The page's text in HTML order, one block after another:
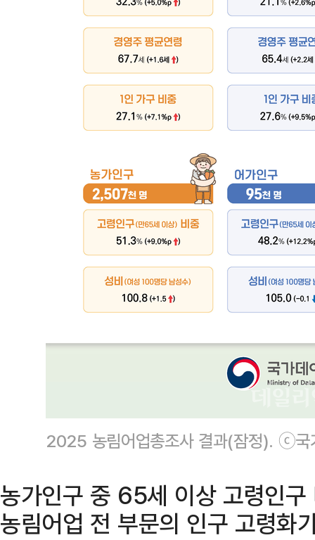
2025 농림어업총조사 결과(잠정). ⓒ국
농가인구 중 65세 이상 고령인
농림어업 전 부문의 인구 고령화